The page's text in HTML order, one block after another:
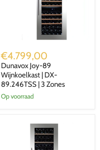
Joy-
89
Wijnkoelkast
DX-
€4.799,00
Dunavox Joy-89
Wijnkoelkast | DX-
89.246TSS | 3 Zones
Op voorraad